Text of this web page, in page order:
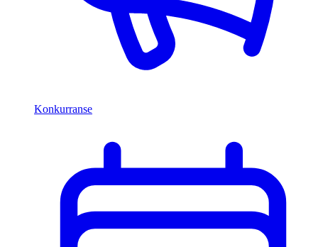
Konkurranse